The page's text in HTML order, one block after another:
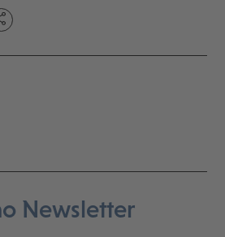
Newsletter